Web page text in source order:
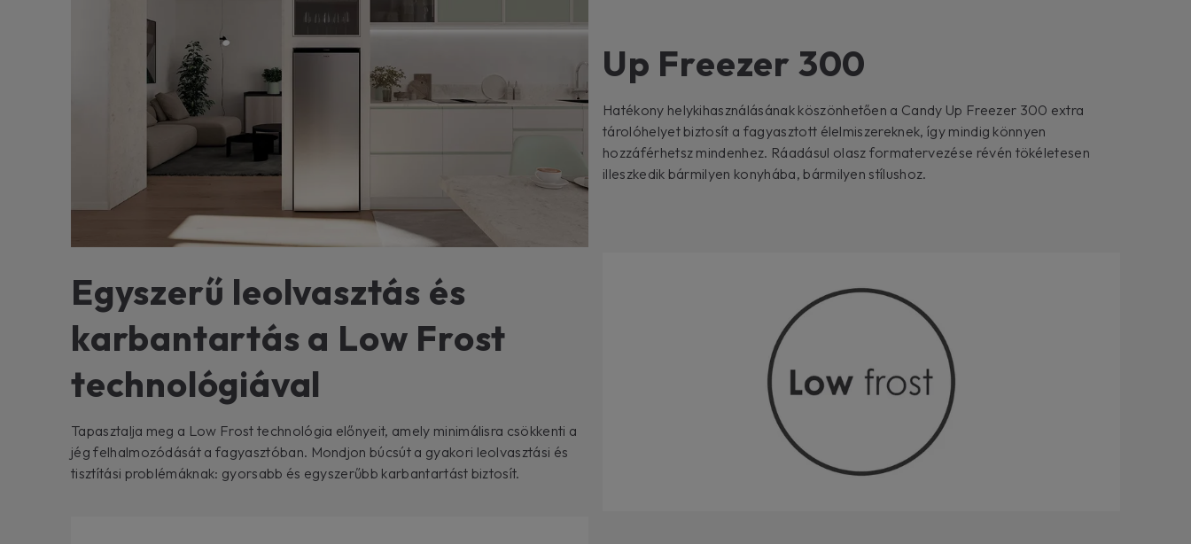
Up Freezer 300
Hatékony helykihasználásának köszönhetően a Candy Up Freezer 300 extra
tárolóhelyet biztosít a fagyasztott élelmiszereknek, így mindig könnyen
hozzáférhetsz mindenhez. Ráadásul olasz formatervezése révén tökéletesen
illeszkedik bármilyen konyhába, bármilyen stílushoz.
Egyszerű leolvasztás és
karbantartás a Low Frost
technológiával
Tapasztalja meg a Low Frost technológia előnyeit, amely minimálisra csökkenti a
jég felhalmozódását a fagyasztóban. Mondjon búcsút a gyakori leolvasztási és
tisztítási problémáknak: gyorsabb és egyszerűbb karbantartást biztosít.